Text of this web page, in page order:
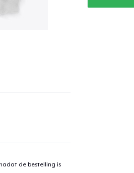
de bestelling is